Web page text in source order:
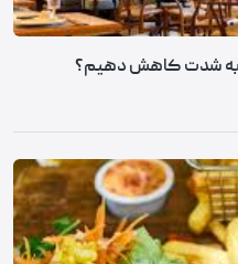
به شدت کاهش دهیم؟